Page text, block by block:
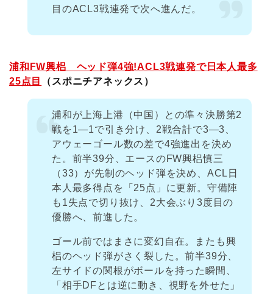
目のACL3戦連発で次へ進んだ。
浦和FW興梠 ヘッド弾4強!ACL3戦連発で日本人最多
25点目
（スポニチアネックス）
浦和が上海上港（中国）との準々決勝第2
戦を1―1で引き分け、2戦合計で3―3、
アウェーゴール数の差で4強進出を決め
た。前半39分、エースのFW興梠慎三
（33）が先制のヘッド弾を決め、ACL日
本人最多得点を「25点」に更新。守備陣
も1失点で切り抜け、2大会ぶり3度目の
優勝へ、前進した。
ゴール前ではまさに変幻自在。またも興
梠のヘッド弾がさく裂した。前半39分、
左サイドの関根がボールを持った瞬間、
「相手DFとは逆に動き、視野を外せた」